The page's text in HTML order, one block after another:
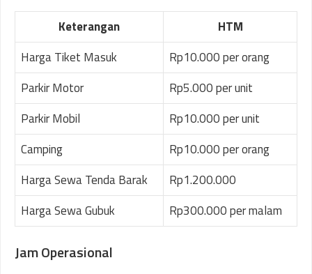
Keterangan
HTM
Harga Tiket Masuk
Rp10.000 per orang
Parkir Motor
Rp5.000 per unit
Parkir Mobil
Rp10.000 per unit
Camping
Rp10.000 per orang
Harga Sewa Tenda Barak
Rp1.200.000
Harga Sewa Gubuk
Rp300.000 per malam
Jam Operasional